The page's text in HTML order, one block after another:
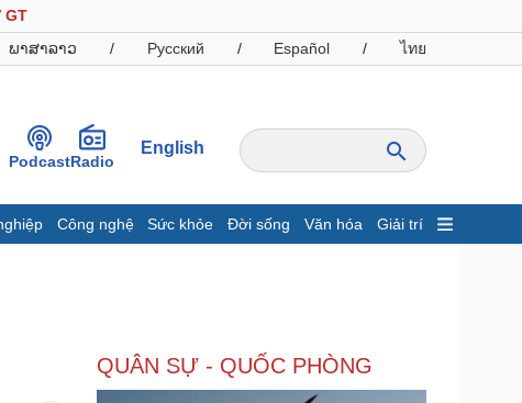
GT
ພາສາລາວ / Русский / Español / ไทย
PodcastRadio
English
Công nghệ Sức khỏe Đời sống Văn hóa Giải trí
Chứng khoán
Giá cà phê
QUÂN SỰ - QUỐC PHÒNG